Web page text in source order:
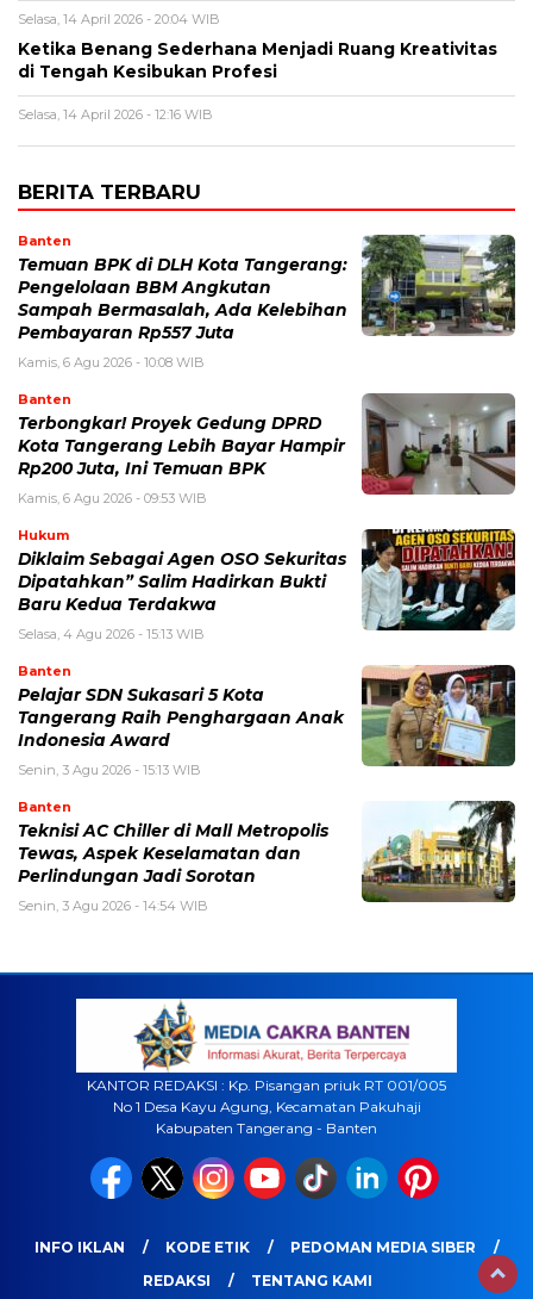
Selasa, 14 April 2026 - 20:04 WIB
Ketika Benang Sederhana Menjadi Ruang Kreativitas
di Tengah Kesibukan Profesi
Selasa, 14 April 2026 - 12:16 WIB
BERITA TERBARU
Banten
Temuan BPK di DLH Kota Tangerang:
Pengelolaan BBM Angkutan
Sampah Bermasalah, Ada Kelebihan
Pembayaran Rp557 Juta
Kamis, 6 Agu 2026 - 10:08 WIB
Banten
‎Terbongkar! Proyek Gedung DPRD
Kota Tangerang Lebih Bayar Hampir
Rp200 Juta, Ini Temuan BPK
Kamis, 6 Agu 2026 - 09:53 WIB
Hukum
Diklaim Sebagai Agen OSO Sekuritas
Dipatahkan” Salim Hadirkan Bukti
Baru Kedua Terdakwa
Selasa, 4 Agu 2026 - 15:13 WIB
Banten
Pelajar SDN Sukasari 5 Kota
Tangerang Raih Penghargaan Anak
Indonesia Award
Senin, 3 Agu 2026 - 15:13 WIB
Banten
Teknisi AC Chiller di Mall Metropolis
Tewas, Aspek Keselamatan dan
Perlindungan Jadi Sorotan
Senin, 3 Agu 2026 - 14:54 WIB
KANTOR REDAKSI : Kp. Pisangan priuk RT 001/005
No 1 Desa Kayu Agung, Kecamatan Pakuhaji
Kabupaten Tangerang - Banten
INFO IKLAN KODE ETIK
PEDOMAN MEDIA SIBER
REDAKSI
TENTANG KAMI